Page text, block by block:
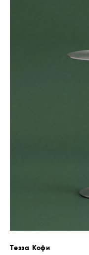
Тезза Кофи